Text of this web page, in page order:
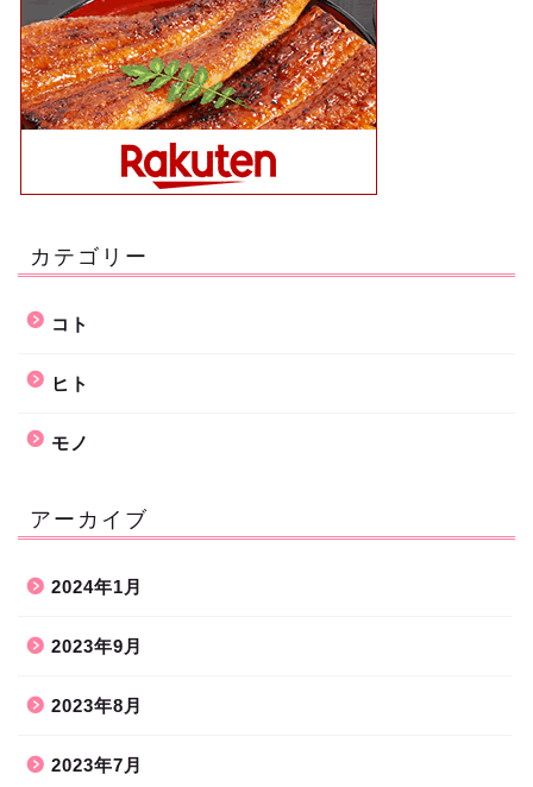
カテゴリー
コト
ヒト
モノ
アーカイブ
2024年1月
2023年9月
2023年8月
2023年7月